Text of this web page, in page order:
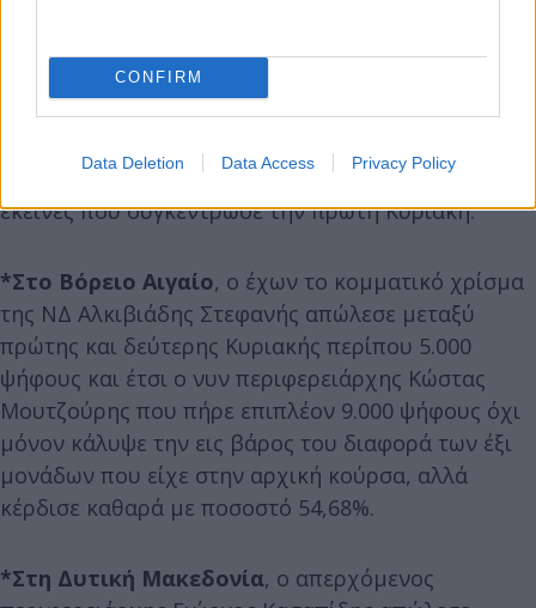
CONFIRM
Data Deletion Data Access Privacy Policy
και έτσι τον προσπέρασε κατά 4.000 ψήφους ο
νεοεκλεγείς Χριστόδουλος Τοψίδης, παρότι κι
αποσπώντας περίπου 500 ψήφους λιγότερες από
εκείνες που συγκέντρωσε την πρώτη Κυριακή.
*Στο Βόρειο Αιγαίο, ο έχων το κομματικό χρίσμα
της ΝΔ Αλκιβιάδης Στεφανής απώλεσε μεταξύ
πρώτης και δεύτερης Κυριακής περίπου 5.000
ψήφους και έτσι ο νυν περιφερειάρχης Κώστας
Μουτζούρης που πήρε επιπλέον 9.000 ψήφους όχι
μόνον κάλυψε την εις βάρος του διαφορά των έξι
μονάδων που είχε στην αρχική κούρσα, αλλά
κέρδισε καθαρά με ποσοστό 54,68%.
*Στη Δυτική Μακεδονία, ο απερχόμενος